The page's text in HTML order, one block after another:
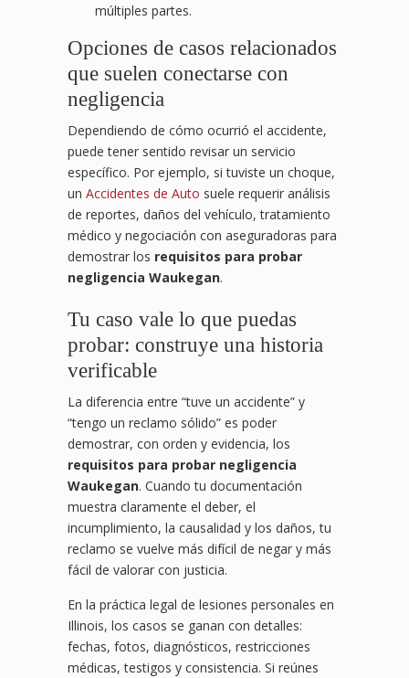
múltiples partes.
Opciones de casos relacionados
que suelen conectarse con
negligencia
Dependiendo de cómo ocurrió el accidente,
puede tener sentido revisar un servicio
específico. Por ejemplo, si tuviste un choque,
un Accidentes de Auto suele requerir análisis
de reportes, daños del vehículo, tratamiento
médico y negociación con aseguradoras para
demostrar los requisitos para probar
negligencia Waukegan.
Tu caso vale lo que puedas
probar: construye una historia
verificable
La diferencia entre “tuve un accidente” y
“tengo un reclamo sólido” es poder
demostrar, con orden y evidencia, los
requisitos para probar negligencia
Waukegan. Cuando tu documentación
muestra claramente el deber, el
incumplimiento, la causalidad y los daños, tu
reclamo se vuelve más difícil de negar y más
fácil de valorar con justicia.
En la práctica legal de lesiones personales en
Illinois, los casos se ganan con detalles:
fechas, fotos, diagnósticos, restricciones
médicas, testigos y consistencia. Si reúnes